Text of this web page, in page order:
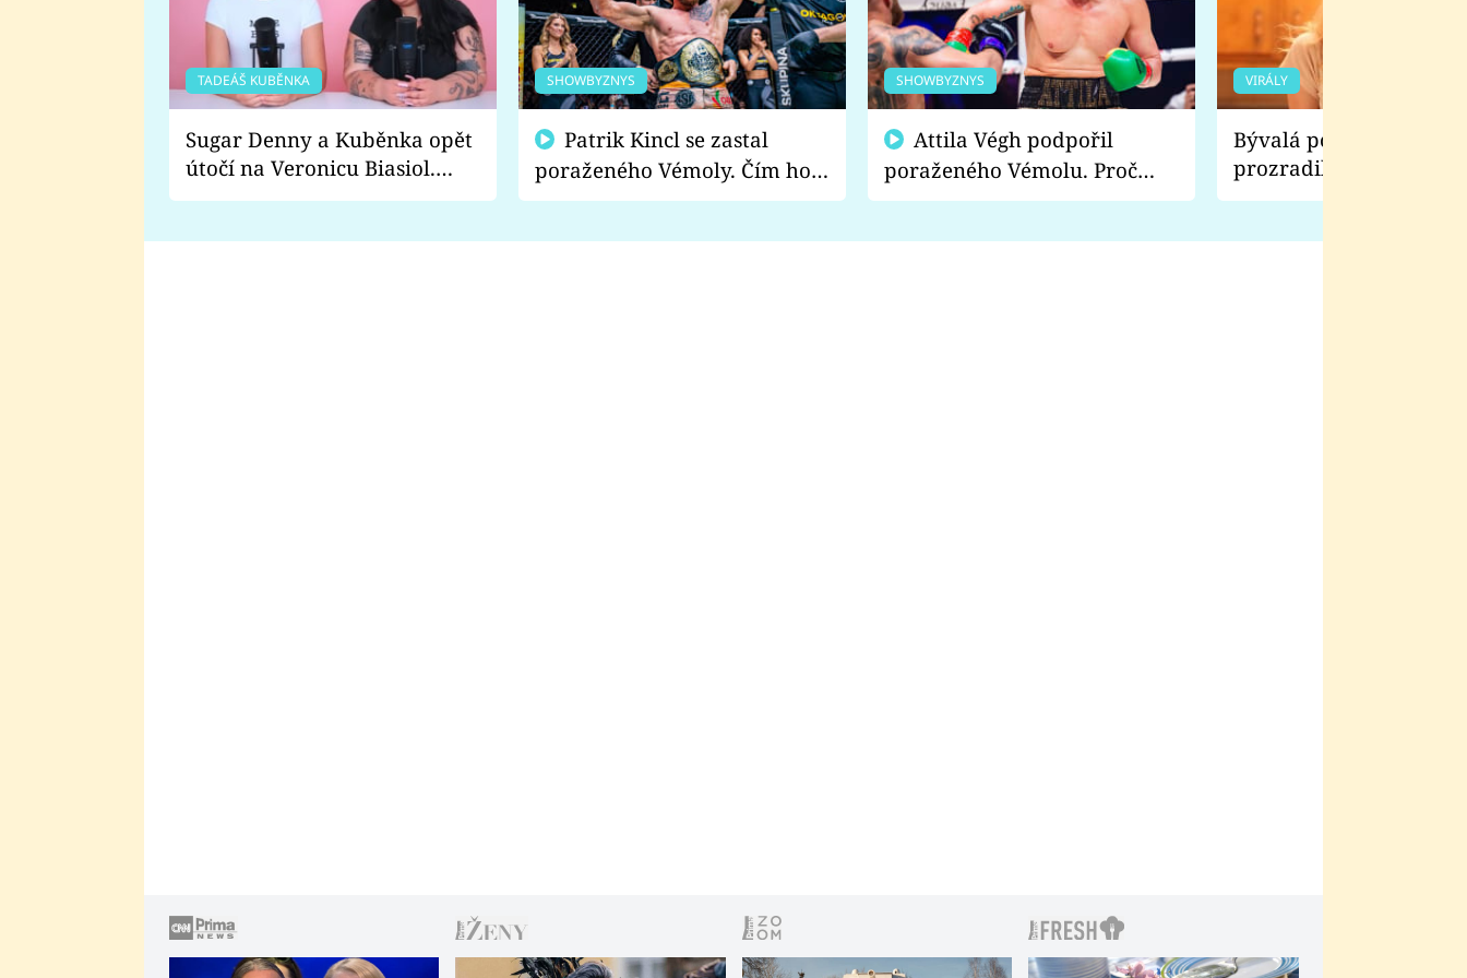
TADEÁŠ KUBĚNKA
Sugar Denny a Kuběnka opět
útočí na Veronicu Biasiol.
Proč je podle nich falešná a
SHOWBYZNYS
poraženého Vémoly. Čím ho
fanoušci naštvali?
SHOWBYZNYS
poraženého Vémolu. Proč
chce raději zápasit s ním než
VIRÁLY
Bývalá pornoherečka
prozradila, co ji
natáčení Euforie.